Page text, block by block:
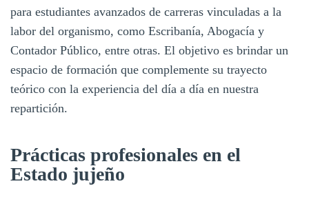
para estudiantes avanzados de carreras vinculadas a la
labor del organismo, como Escribanía, Abogacía y
Contador Público, entre otras. El objetivo es brindar un
espacio de formación que complemente su trayecto
teórico con la experiencia del día a día en nuestra
repartición.
Prácticas profesionales en el
Estado jujeño